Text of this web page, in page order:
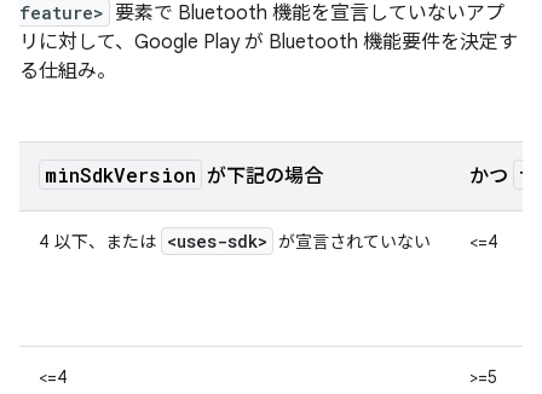
feature> 要素で Bluetooth 機能を宣言していないアプ
リに対して、Google Play が Bluetooth 機能要件を決定す
る仕組み。
minSdkVersion が下記の場合 かつ
4 以下、または <uses-sdk> が宣言されていない <=4
<=4 >=5